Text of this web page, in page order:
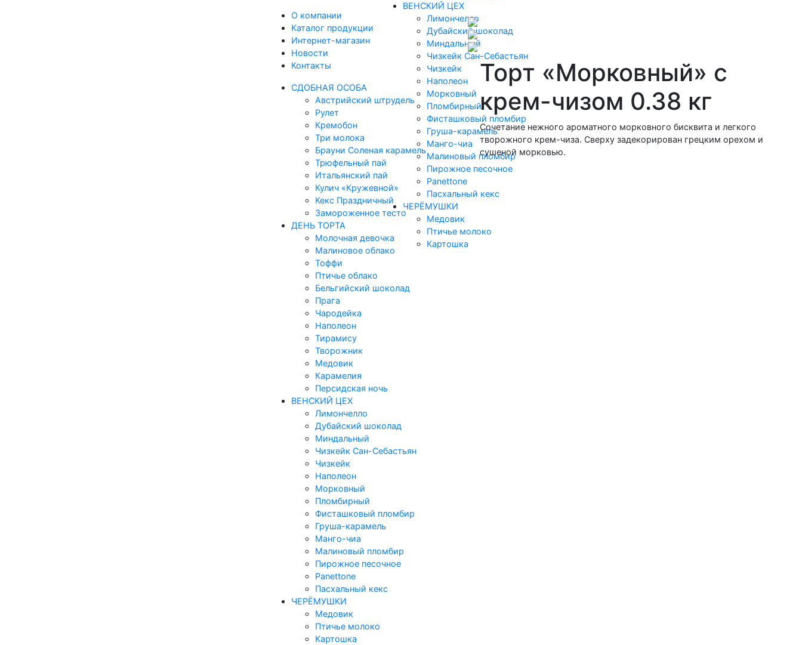
ВЕНСКИЙ ЦЕХ
Лимончелло
Дубайский шоколад
Миндальный
Чизкейк Сан-Себастьян
Чизкейк
Наполеон
Морковный
Пломбирный
Фисташковый пломбир
Груша-карамель
Манго-чиа
Малиновый пломбир
Пирожное песочное
Panettone
Пасхальный кекс
ЧЕРЁМУШКИ
Медовик
Птичье молоко
Картошка
О компании
Каталог продукции
Интернет-магазин
Новости
Контакты
СДОБНАЯ ОСОБА
Австрийский штрудель
Рулет
Кремобон
Три молока
Брауни Соленая карамель
Трюфельный пай
Итальянский пай
Кулич «Кружевной»
Кекс Праздничный
Замороженное тесто
ДЕНЬ ТОРТА
Молочная девочка
Малиновое облако
Тоффи
Птичье облако
Бельгийский шоколад
Прага
Чародейка
Наполеон
Тирамису
Творожник
Медовик
Карамелия
Персидская ночь
ВЕНСКИЙ ЦЕХ
Лимончелло
Дубайский шоколад
Миндальный
Чизкейк Сан-Себастьян
Чизкейк
Наполеон
Морковный
Пломбирный
Фисташковый пломбир
Груша-карамель
Манго-чиа
Малиновый пломбир
Пирожное песочное
Panettone
Пасхальный кекс
ЧЕРЁМУШКИ
Медовик
Птичье молоко
Картошка
Торт «Морковный» с
крем-чизом 0.38 кг
Сочетание нежного ароматного морковного бисквита и легкого
творожного крем-чиза. Сверху задекорирован грецким орехом и
сушеной морковью.